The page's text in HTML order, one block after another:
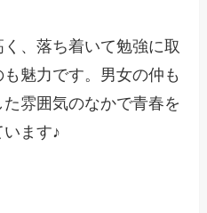
、落ち着いて勉強に取
魅力です。男女の仲も
雰囲気のなかで青春を
ます♪